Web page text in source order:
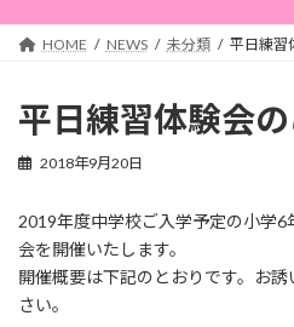
HOME NEWS 未分類 平日練習
平日練習体験会
2018年9月20日
2019年度中学校ご入学予定の小学
会を開催いたします。
開催概要は下記のとおりです。お
さい。